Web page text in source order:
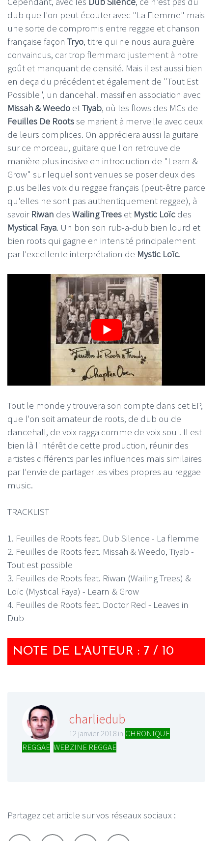
dub que l'on peut écouter avec "La Flemme" mais
une sorte de compromis entre reggae et chanson
française façon Tryo, titre qui ne nous aura guère
convaincus, car trop flemmard justement à notre
goût et manquant de densité. Mais il est aussi bien
en deça du précédent et également de "Tout Est
Possible", un dancehall massif en association avec
Missah & Weedo etTiyab, où les flows des MCs de
Feuilles De Rootsse marient à merveille avec ceux
de leurs complices. On appréciera aussi la guitare
sur ce morceau, guitare que l'on retrouve de
manière plus incisive en introduction de "Learn &
Grow" sur lequel sont venues se poser deux des
plus belles voix du reggae français (peut-être parce
qu'elles ne sont pas authentiquement reggae), à
savoir Riwan des Wailing Trees et Mystic Loïc des
Mystical Faya. Un bon son rub-a-dub bien lourd et
bien roots qui gagne en intensité principalement
par l'excellente interprétation de Mystic Loïc.
Tout le monde y trouvera son compte dans cet EP,
que l'on soit amateur de roots, de dub ou de
dancehall, de voix ragga comme de voix soul. Il est
bien là l'intérêt de cette production, réunir des
artistes différents par les influences mais similaires
par l'envie de partager les vibes propres au reggae
music.
TRACKLIST
1. Feuilles de Roots feat. Dub Silence - La flemme
2. Feuilles de Roots feat. Missah & Weedo, Tiyab -
Tout est possible
3. Feuilles de Roots feat. Riwan (Wailing Trees) &
Loïc (Mystical Faya) - Learn & Grow
4. Feuilles de Roots feat. Doctor Red - Leaves in
Dub
NOTE DE L'AUTEUR : 7 / 10
charliedub
12 janvier 2018 in CHRONIQUE
REGGAE WEBZINE REGGAE
Partagez cet article sur vos réseaux sociaux :